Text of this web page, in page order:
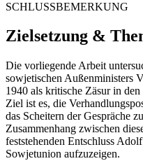
SCHLUSSBEMERKUNG
Zielsetzung &
Die vorliegende Arbeit
sowjetischen Außenministers
1940 als kritische Zäsur in
Ziel ist es, die
das Scheitern der Gespräche
Zusammenhang zwischen
feststehenden Entschluss
Sowjetunion aufzuzeigen.